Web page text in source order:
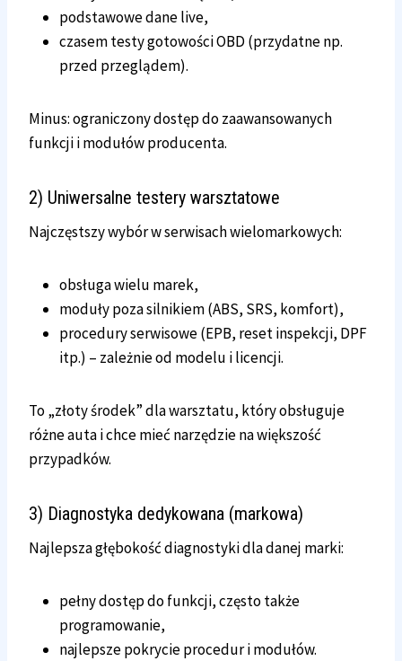
podstawowe dane live,
czasem testy gotowości OBD (przydatne np.
przed przeglądem).
Minus: ograniczony dostęp do zaawansowanych
funkcji i modułów producenta.
2) Uniwersalne testery warsztatowe
Najczęstszy wybór w serwisach wielomarkowych:
obsługa wielu marek,
moduły poza silnikiem (ABS, SRS, komfort),
procedury serwisowe (EPB, reset inspekcji, DPF
itp.) – zależnie od modelu i licencji.
To „złoty środek” dla warsztatu, który obsługuje
różne auta i chce mieć narzędzie na większość
przypadków.
3) Diagnostyka dedykowana (markowa)
Najlepsza głębokość diagnostyki dla danej marki:
pełny dostęp do funkcji, często także
programowanie,
najlepsze pokrycie procedur i modułów.